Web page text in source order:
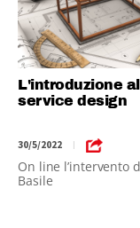
L'introduzione al
service design
30/5/2022 |
On line l’intervento
Basile